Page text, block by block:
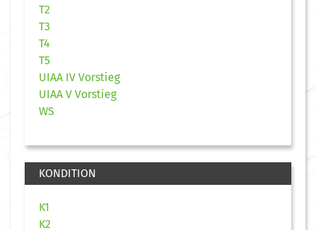
T2
T3
T4
T5
UIAA IV Vorstieg
UIAA V Vorstieg
WS
KONDITION
K1
K2